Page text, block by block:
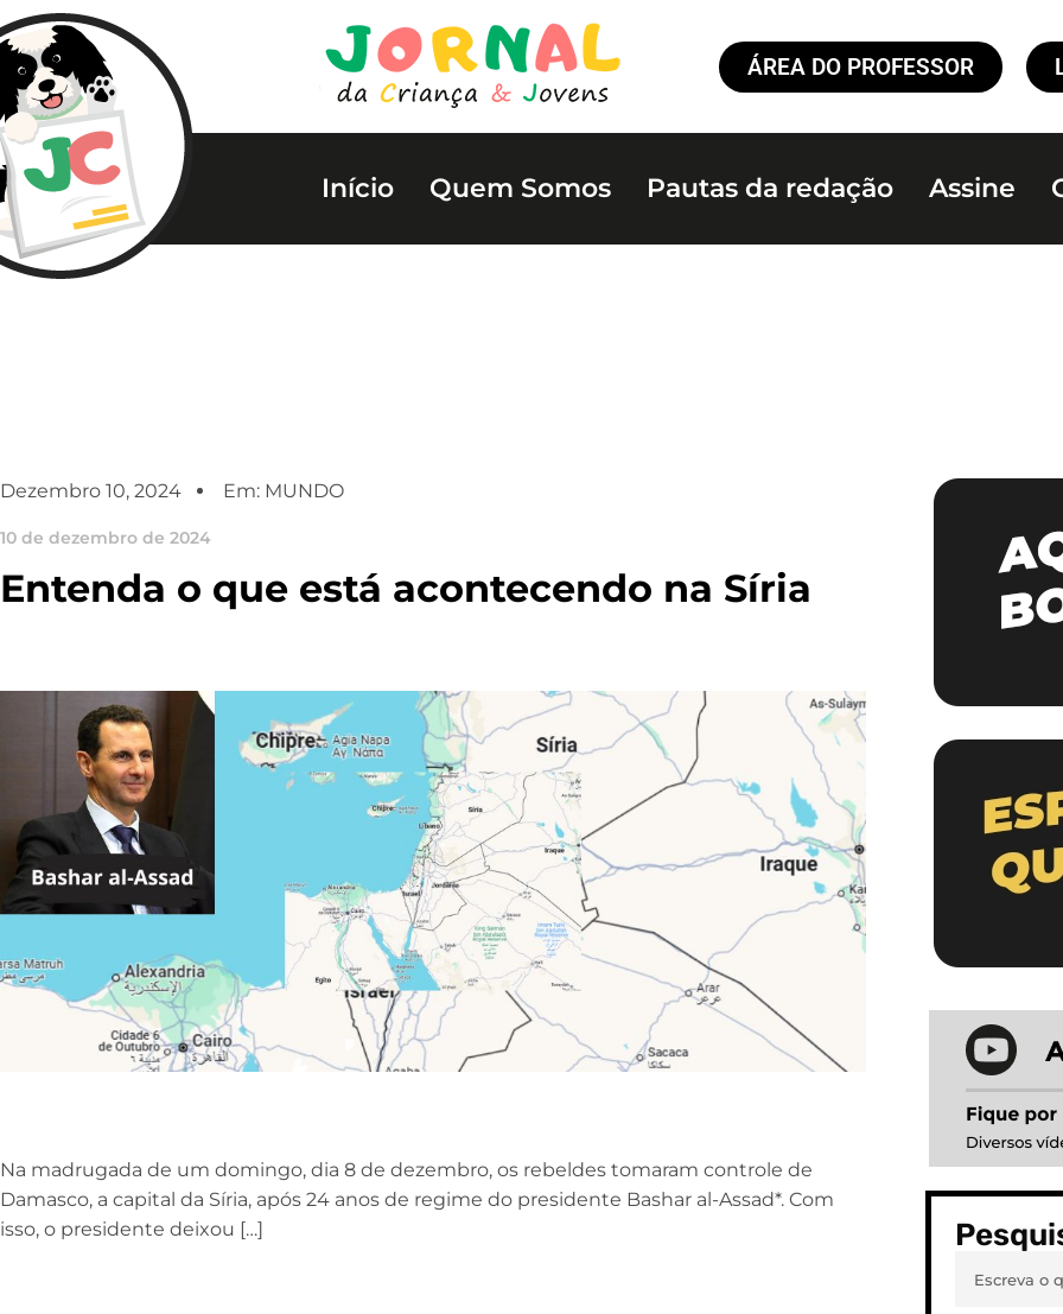
ÁREA DO PROFESSOR
Início Quem Somos Pautas da redação Assine
Dezembro 10, 2024 Em: MUNDO
10 de dezembro de 2024
Entenda o que está acontecendo na Síria
Na madrugada de um domingo, dia 8 de dezembro, os rebeldes tomaram controle de
Damasco, a capital da Síria, após 24 anos de regime do presidente Bashar al-Assad*. Com
isso, o presidente deixou […]